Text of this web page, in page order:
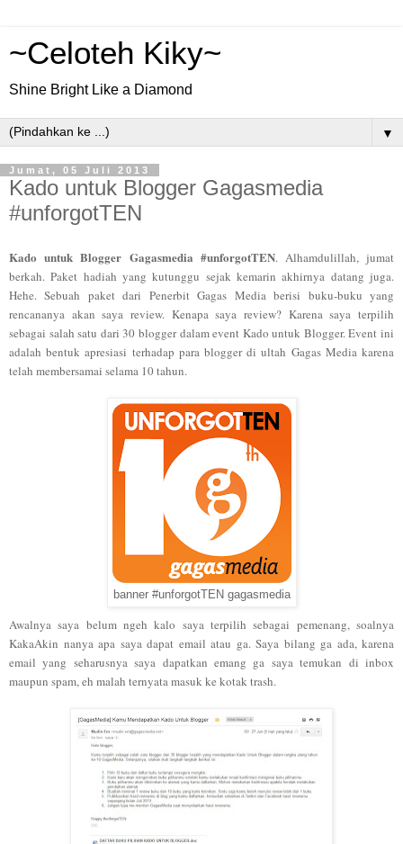
~Celoteh Kiky~
Shine Bright Like a Diamond
▼
Jumat, 05 Juli 2013
Kado untuk Blogger Gagasmedia
#unforgotTEN
Kado untuk Blogger Gagasmedia #unforgotTEN. Alhamdulillah, jumat
berkah. Paket hadiah yang kutunggu sejak kemarin akhirnya datang juga.
Hehe. Sebuah paket dari Penerbit Gagas Media berisi buku-buku yang
rencananya akan saya review. Kenapa saya review? Karena saya terpilih
sebagai salah satu dari 30 blogger dalam event Kado untuk Blogger. Event ini
adalah bentuk apresiasi terhadap para blogger di ultah Gagas Media karena
telah membersamai selama 10 tahun.
banner #unforgotTEN gagasmedia
Awalnya saya belum ngeh kalo saya terpilih sebagai pemenang, soalnya
KakaAkin nanya apa saya dapat email atau ga. Saya bilang ga ada, karena
email yang seharusnya saya dapatkan emang ga saya temukan di inbox
maupun spam, eh malah ternyata masuk ke kotak trash.